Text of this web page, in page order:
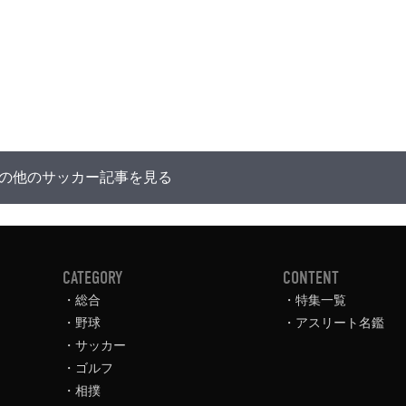
他のサッカー記事を見る
CATEGORY
総合
野球
サッカー
ゴルフ
相撲
CONTENT
特集一覧
アスリート名鑑